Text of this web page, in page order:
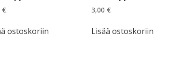
€
ostoskoriin
3,00€
Lisää ostoskoriin